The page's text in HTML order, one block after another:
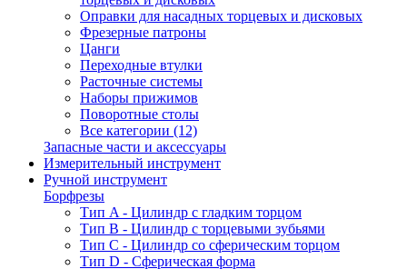
Оправки для насадных торцевых и дисковых
Фрезерные патроны
Цанги
Переходные втулки
Расточные системы
Наборы прижимов
Поворотные столы
Все категории (12)
Запасные части и аксессуары
Измерительный инструмент
Ручной инструмент
Борфрезы
Тип A - Цилиндр с гладким торцом
Тип В - Цилиндр с торцевыми зубьями
Тип С - Цилиндр со сферическим торцом
Тип D - Сферическая форма